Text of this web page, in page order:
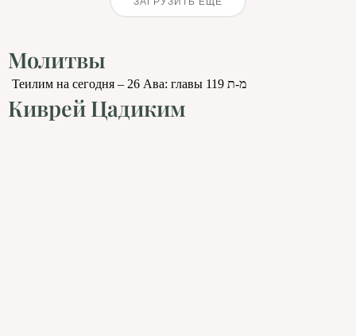
Молитвы
Теилим на сегодня – 26 Ава: главы 119 מ-ת
Киврей Цадиким